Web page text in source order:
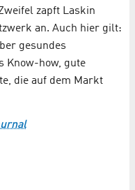
zapft Laskin
an. Auch hier gilt:
gesundes
Know-how, gute
die auf dem Markt